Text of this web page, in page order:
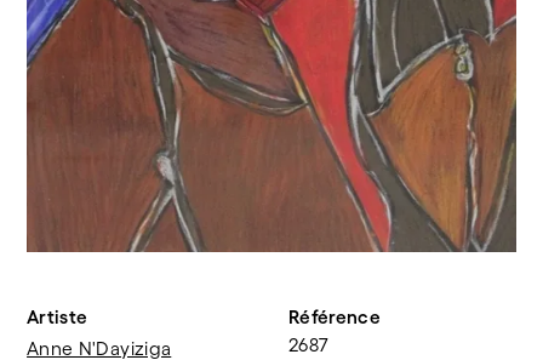
Artiste
Anne N'Dayiziga
Référence
2687